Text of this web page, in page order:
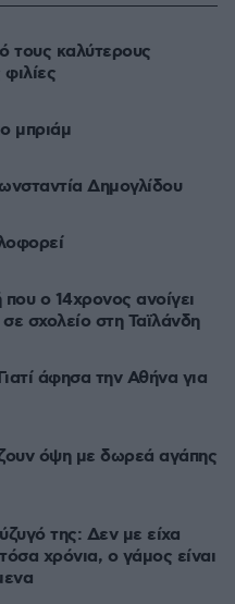
τους καλύτερους
μπριάμ
Δημογλίδου
ο 14χρονος ανοίγει
σχολείο στη Ταϊλάνδη
άφησα την Αθήνα για
όψη με δωρεά αγάπης
της: Δεν με είχα
χρόνια, ο γάμος είναι